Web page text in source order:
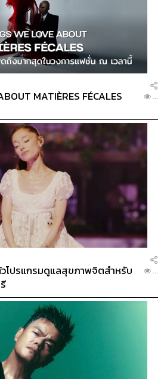
MATIÈRES FÉCALES ...
โปรแกรมดูแลสุขภาพจิตสำหรับ
...